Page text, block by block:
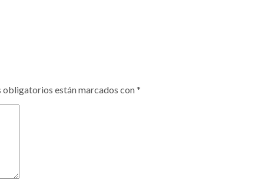
obligatorios están marcados con*